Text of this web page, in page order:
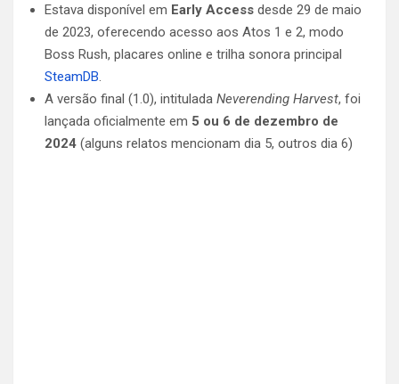
Estava disponível em Early Access desde 29 de maio
de 2023, oferecendo acesso aos Atos 1 e 2, modo
Boss Rush, placares online e trilha sonora principal
SteamDB.
A versão final (1.0), intitulada Neverending Harvest, foi
lançada oficialmente em 5 ou 6 de dezembro de
2024 (alguns relatos mencionam dia 5, outros dia 6)